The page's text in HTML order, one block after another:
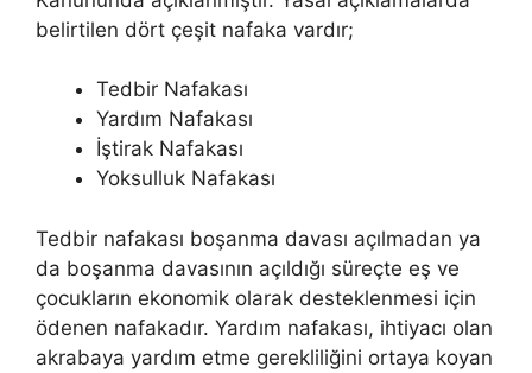
belirtilen dört çeşit nafaka vardır;
Tedbir Nafakası
Yardım Nafakası
İştirak Nafakası
Yoksulluk Nafakası
Tedbir nafakası boşanma davası açılmadan ya
da boşanma davasının açıldığı süreçte eş ve
çocukların ekonomik olarak desteklenmesi için
ödenen nafakadır. Yardım nafakası, ihtiyacı olan
akrabaya yardım etme gerekliliğini ortaya koyan